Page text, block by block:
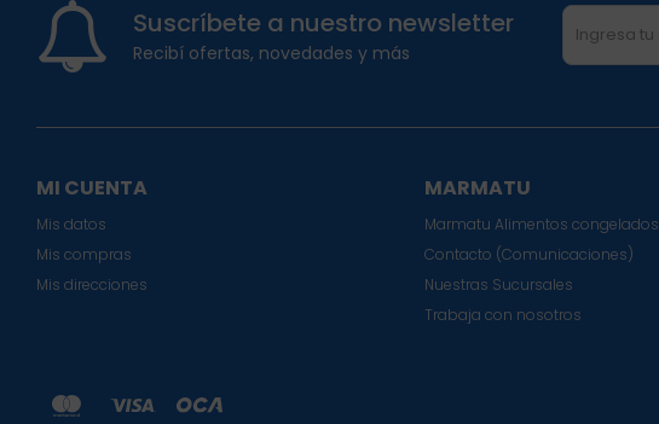
Suscríbete a nuestro newsletter
Recibí ofertas, novedades y más
MI CUENTA
Mis datos
Mis compras
Mis direcciones
MARMATU
Marmatu Alimentos congelados
Contacto (Comunicaciones)
Nuestras Sucursales
Trabaja con nosotros